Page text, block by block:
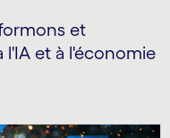
et
et à l'économie